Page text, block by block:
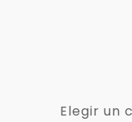
Elegir un